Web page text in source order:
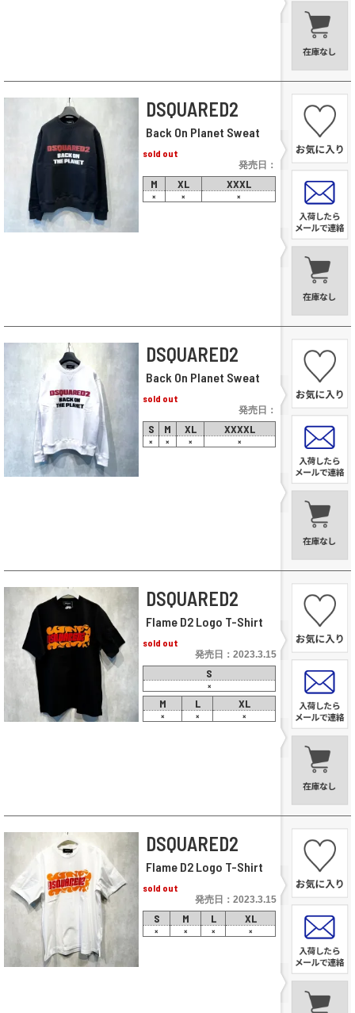
DSQUARED2
Back On Planet Sweat
sold out
発売日：
M XL XXXL
× × ×
DSQUARED2
Back On Planet Sweat
sold out
発売日：
S M XL XXXXL
× × × ×
DSQUARED2
Flame D2 Logo T-Shirt
sold out
発売日：2023.3.15
S
×
M L XL
× × ×
DSQUARED2
Flame D2 Logo T-Shirt
sold out
発売日：2023.3.15
S M L XL
× × × ×